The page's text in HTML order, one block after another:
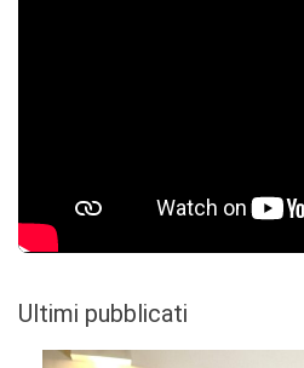
Ultimi pubblicati